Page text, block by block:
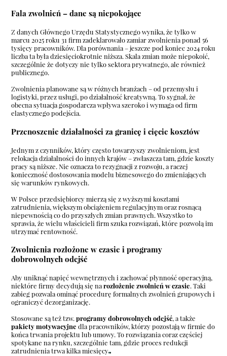
Fala zwolnień – dane są niepokojące
Z danych Głównego Urzędu Statystycznego wynika, że tylko w
marcu 2025 roku 31 firm zadeklarowało zamiar zwolnienia ponad 56
tysięcy pracowników. Dla porównania – jeszcze pod koniec 2024 roku
liczba ta była dziesięciokrotnie niższa. Skala zmian może niepokoić,
szczególnie że dotyczy nie tylko sektora prywatnego, ale również
publicznego.
Zwolnienia planowane są w różnych branżach – od przemysłu i
logistyki, przez usługi, po działalność kreatywną. To sygnał, że
obecna sytuacja gospodarcza wpływa szeroko i wymaga od firm
elastycznego podejścia.
Przenoszenie działalności za granicę i cięcie kosztów
Jednym z czynników, który często towarzyszy zwolnieniom, jest
relokacja działalności do innych krajów – zwłaszcza tam, gdzie koszty
pracy są niższe. Nie oznacza to rezygnacji z rozwoju, a raczej
konieczność dostosowania modelu biznesowego do zmieniających
się warunków rynkowych.
W Polsce przedsiębiorcy mierzą się z wyższymi kosztami
zatrudnienia, większym obciążeniem regulacyjnym oraz rosnącą
niepewnością co do przyszłych zmian prawnych. Wszystko to
sprawia, że wielu właścicieli firm szuka rozwiązań, które pozwolą im
utrzymać rentowność.
Zwolnienia rozłożone w czasie i programy
dobrowolnych odejść
Aby uniknąć napięć wewnętrznych i zachować płynność operacyjną,
niektóre firmy decydują się narozłożenie zwolnień w czasie. Taki
zabieg pozwala ominąć procedurę formalnych zwolnień grupowych i
ograniczyć dezorganizację.
Stosowane są też tzw.programy dobrowolnych odejść, a także
pakiety motywacyjne dla pracowników, którzy pozostają w firmie do
końca trwania projektu lub umowy. To rozwiązania coraz częściej
spotykane na rynku, szczególnie tam, gdzie proces redukcji
zatrudnienia trwa kilka miesięcy